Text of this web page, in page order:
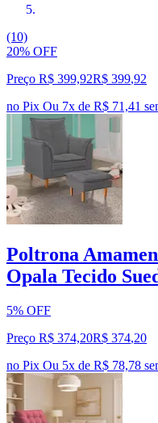
(10)
20% OFF
Preço R$ 399,92R$ 399,92
no Pix Ou 7x de R$ 71,41
Poltrona
Opala Tecido
5% OFF
Preço R$ 374,20R$ 374,20
no Pix Ou 5x de R$ 78,78